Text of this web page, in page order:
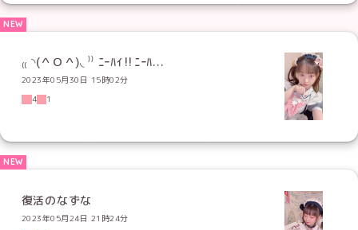
₍₍ ◝(＾Ｏ＾)◟ ⁾⁾ ﾆｰﾊｲ‼︎ﾆｰﾊ...
2023年05月30日 15時02分
4
1
復活のなずな
2023年05月24日 21時24分